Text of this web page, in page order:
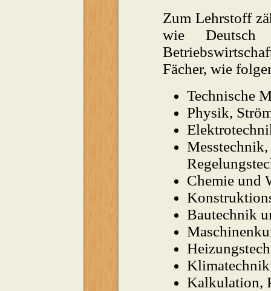
Zum Lehrstoff
wie Deutsch
Fächer, wie
Technische
Physik,
Chemie und
Bautechnik
Kalkulation,